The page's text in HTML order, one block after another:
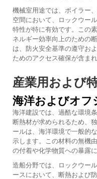
機械室用途では、ボイラー
空間において、ロックウー
特性が特に有効です。この
ネルギー効率向上のための
は、防火安全基準の遵守お
ためのアクセス確保が含まれ
産業用および
海洋およびオフ
海洋建設では、過酷な環境
断熱材が求められるため、
ールは、海洋環境で一般的
示します。この材料の無機
の付着や化学物質への暴露
造船分野では、ロックウー
ースにおいて、断熱および